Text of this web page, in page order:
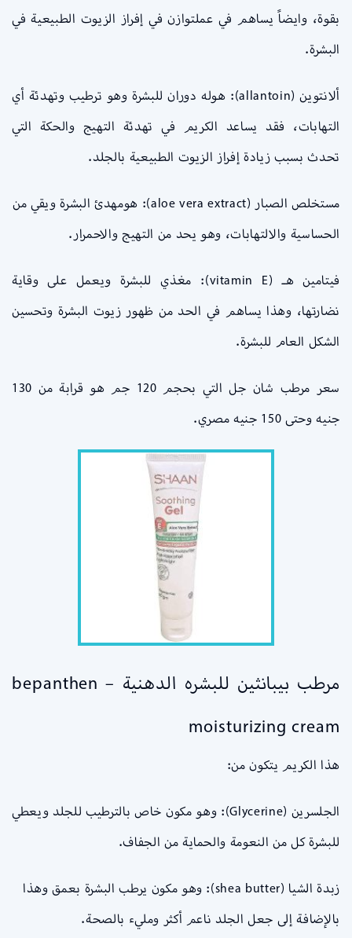
بقوة، وايضاً يساهم في عملتوازن في إفراز الزيوت الطبيعية في
البشرة.
ألانتوين (allantoin): هوله دوران للبشرة وهو ترطيب وتهدئة أي
التهابات، فقد يساعد الكريم في تهدئة التهيج والحكة التي
تحدث بسبب زيادة إفراز الزيوت الطبيعية بالجلد.
مستخلص الصبار (aloe vera extract): هومهدئ البشرة ويقي من
الحساسية والالتهابات، وهو يحد من التهيج والاحمرار.
فيتامين هـ (vitamin E): مغذي للبشرة ويعمل على وقاية
نضارتها، وهذا يساهم في الحد من ظهور زيوت البشرة وتحسين
الشكل العام للبشرة.
سعر مرطب شان جل التي بحجم
120 جم هو قرابة من 130
جنيه وحتى 150 جنيه مصري.
مرطب بيبانثين للبشره الدهنية – bepanthen
moisturizing cream
هذا الكريم يتكون من:
الجلسرين (Glycerine): وهو مكون خاص بالترطيب للجلد ويعطي
للبشرة كل من النعومة والحماية من الجفاف.
زبدة الشيا (shea butter): وهو مكون يرطب البشرة بعمق وهذا
بالإضافة إلى جعل الجلد ناعم أكثر ومليء بالصحة.